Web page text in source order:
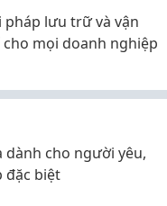
pháp lưu trữ và vận
mọi doanh nghiệp
dành cho người yêu,
đặc biệt